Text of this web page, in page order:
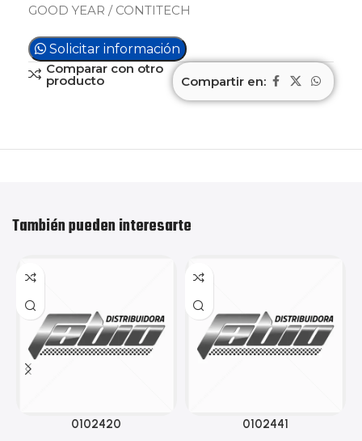
GOOD YEAR / CONTITECH
Solicitar información
Comparar con otro
producto Compartir en:
También pueden interesarte
0102420 0102441